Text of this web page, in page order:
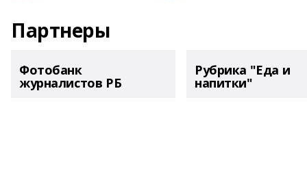
Партнеры
Фотобанк
журналистов РБ
Рубрика "Еда и
напитки"